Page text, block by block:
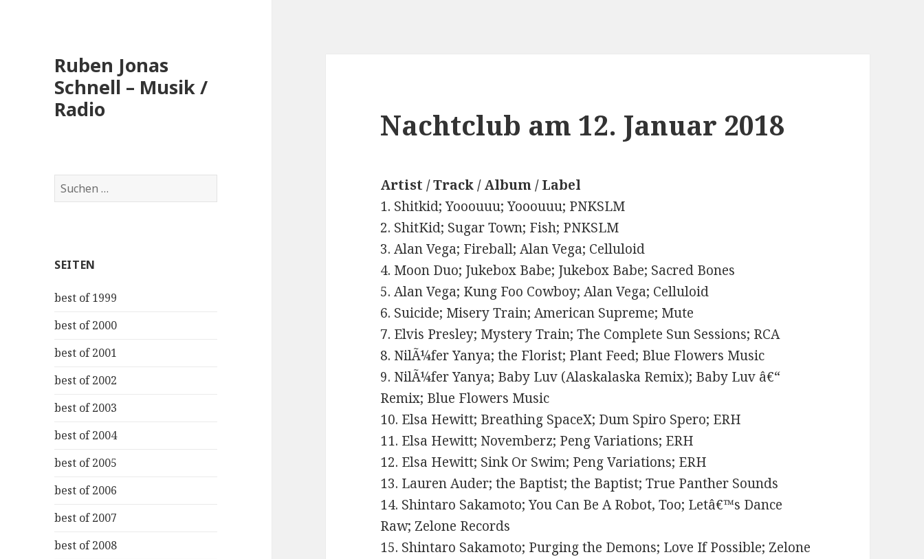
Ruben Jonas
Schnell – Musik /
Radio
Suche
nach:
SEITEN
best of 1999
best of 2000
best of 2001
best of 2002
best of 2003
best of 2004
best of 2005
best of 2006
best of 2007
best of 2008
Nachtclub am 12. Januar 2018
Artist / Track / Album / Label
1. Shitkid; Yooouuu; Yooouuu; PNKSLM
2. ShitKid; Sugar Town; Fish; PNKSLM
3. Alan Vega; Fireball; Alan Vega; Celluloid
4. Moon Duo; Jukebox Babe; Jukebox Babe; Sacred Bones
5. Alan Vega; Kung Foo Cowboy; Alan Vega; Celluloid
6. Suicide; Misery Train; American Supreme; Mute
7. Elvis Presley; Mystery Train; The Complete Sun Sessions; RCA
8. NilÃ¼fer Yanya; the Florist; Plant Feed; Blue Flowers Music
9. NilÃ¼fer Yanya; Baby Luv (Alaskalaska Remix); Baby Luv â€“
Remix; Blue Flowers Music
10. Elsa Hewitt; Breathing SpaceX; Dum Spiro Spero; ERH
11. Elsa Hewitt; Novemberz; Peng Variations; ERH
12. Elsa Hewitt; Sink Or Swim; Peng Variations; ERH
13. Lauren Auder; the Baptist; the Baptist; True Panther Sounds
14. Shintaro Sakamoto; You Can Be A Robot, Too; Letâ€™s Dance
Raw; Zelone Records
15. Shintaro Sakamoto; Purging the Demons; Love If Possible; Zelone